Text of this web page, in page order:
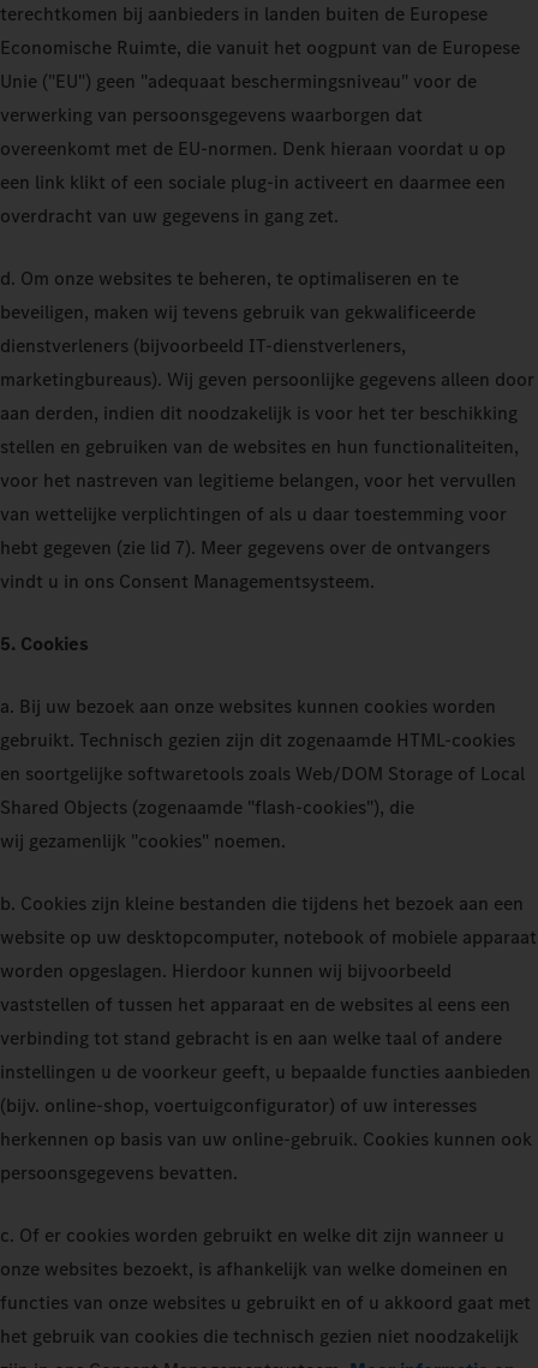
terechtkomen bij aanbieders in landen buiten de Europese
Economische Ruimte, die vanuit het oogpunt van de Europese
Unie ("EU") geen "adequaat beschermingsniveau" voor de
verwerking van persoonsgegevens waarborgen dat
overeenkomt met de EU-normen. Denk hieraan voordat u op
een link klikt of een sociale plug-in activeert en daarmee een
overdracht van uw gegevens in gang zet.
d. Om onze websites te beheren, te optimaliseren en te
beveiligen, maken wij tevens gebruik van gekwalificeerde
dienstverleners (bijvoorbeeld IT-dienstverleners,
marketingbureaus). Wij geven persoonlijke gegevens alleen door
aan derden, indien dit noodzakelijk is voor het ter beschikking
stellen en gebruiken van de websites en hun functionaliteiten,
voor het nastreven van legitieme belangen, voor het vervullen
van wettelijke verplichtingen of als u daar toestemming voor
hebt gegeven (zie lid 7). Meer gegevens over de ontvangers
vindt u in ons Consent Managementsysteem.
5. Cookies
a. Bij uw bezoek aan onze websites kunnen cookies worden
gebruikt. Technisch gezien zijn dit zogenaamde HTML-cookies
en soortgelijke softwaretools zoals Web/DOM Storage of Local
Shared Objects (zogenaamde "flash-cookies"), die
wij gezamenlijk "cookies" noemen.
b. Cookies zijn kleine bestanden die tijdens het bezoek aan een
website op uw desktopcomputer, notebook of mobiele apparaat
worden opgeslagen. Hierdoor kunnen wij bijvoorbeeld
vaststellen of tussen het apparaat en de websites al eens een
verbinding tot stand gebracht is en aan welke taal of andere
instellingen u de voorkeur geeft, u bepaalde functies aanbieden
(bijv. online-shop, voertuigconfigurator) of uw interesses
herkennen op basis van uw online-gebruik. Cookies kunnen ook
persoonsgegevens bevatten.
c. Of er cookies worden gebruikt en welke dit zijn wanneer u
onze websites bezoekt, is afhankelijk van welke domeinen en
functies van onze websites u gebruikt en of u akkoord gaat met
het gebruik van cookies die technisch gezien niet noodzakelijk